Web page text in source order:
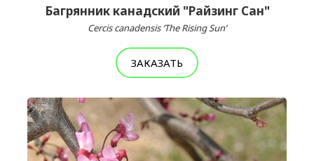
Багрянник канадский "Райзинг Сан"
Cercis canadensis ‘The Rising Sun’
ЗАКАЗАТЬ